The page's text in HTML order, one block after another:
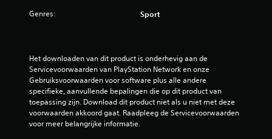
Genres: Sport
Het downloaden van dit product is onderhevig aan de
Servicevoorwaarden van PlayStation Network en onze
Gebruiksvoorwaarden voor software plus alle andere
specifieke, aanvullende bepalingen die op dit product van
toepassing zijn. Download dit product niet als u niet met deze
voorwaarden akkoord gaat. Raadpleeg de Servicevoorwaarden
voor meer belangrijke informatie.